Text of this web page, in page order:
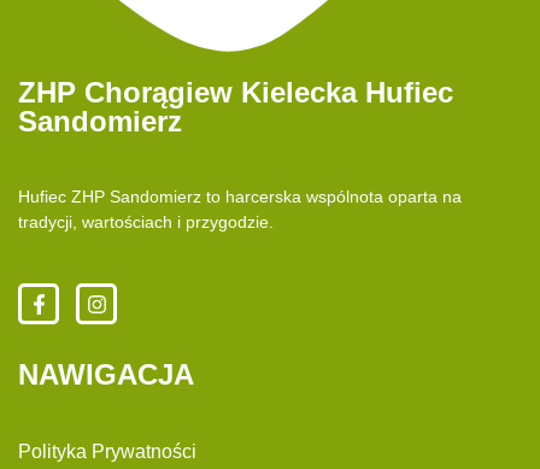
ZHP Chorągiew Kielecka Hufiec
Sandomierz
Hufiec ZHP Sandomierz to harcerska wspólnota oparta na
tradycji, wartościach i przygodzie.
NAWIGACJA
Polityka Prywatności